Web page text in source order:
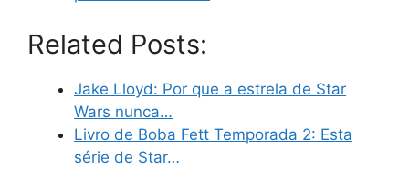
Related Posts:
Jake Lloyd: Por que a estrela de Star
Wars nunca…
Livro de Boba Fett Temporada 2: Esta
série de Star…